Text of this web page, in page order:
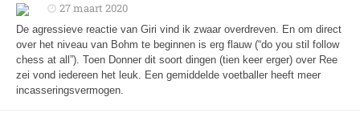
27 maart 2020
De agressieve reactie van Giri vind ik zwaar overdreven. En om direct
over het niveau van Bohm te beginnen is erg flauw (“do you stil follow
chess at all”). Toen Donner dit soort dingen (tien keer erger) over Ree
zei vond iedereen het leuk. Een gemiddelde voetballer heeft meer
incasseringsvermogen.